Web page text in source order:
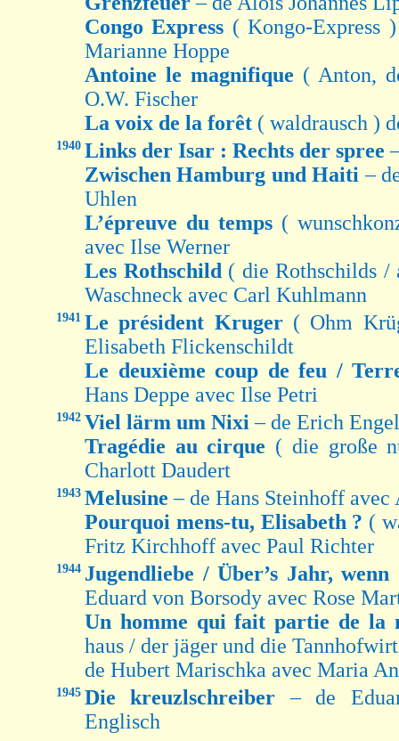
Congo Express ( Kongo-Express
Marianne Hoppe
Antoine le magnifique ( Anton,
O.W. Fischer
La voix de la forêt ( waldrausch )
1940 Links der Isar : Rechts der spree
Zwischen Hamburg und Haiti–
Uhlen
L’épreuve du temps (
avec Ilse Werner
Les Rothschild ( die Rothschilds
Waschneck avec Carl Kuhlmann
1941 Le président Kruger ( Ohm
Elisabeth Flickenschildt
Le deuxième coup de feu /
Hans Deppe avec Ilse Petri
1942 Viel lärm um Nixi– de Erich
Tragédie au cirque ( die große
Charlott Daudert
1943 Melusine– de Hans Steinhoff
Pourquoi mens-tu, Elisabeth ? (
Fritz Kirchhoff avec Paul Richter
1944 Jugendliebe / Über’s Jahr,
Eduard von Borsody avec Rose
Un homme qui fait partie de la
haus / der jäger und die
de Hubert Marischka avec Maria
1945 Die kreuzlschreiber– de
Englisch